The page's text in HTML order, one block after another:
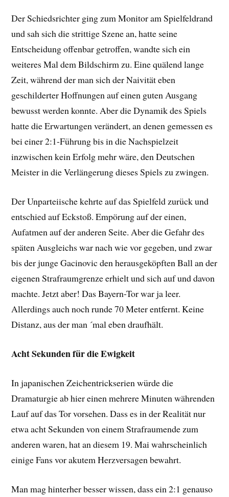
Der Schiedsrichter ging zum Monitor am Spielfeldrand
und sah sich die strittige Szene an, hatte seine
Entscheidung offenbar getroffen, wandte sich ein
weiteres Mal dem Bildschirm zu. Eine quälend lange
Zeit, während der man sich der Naivität eben
geschilderter Hoffnungen auf einen guten Ausgang
bewusst werden konnte. Aber die Dynamik des Spiels
hatte die Erwartungen verändert, an denen gemessen es
bei einer 2:1-Führung bis in die Nachspielzeit
inzwischen kein Erfolg mehr wäre, den Deutschen
Meister in die Verlängerung dieses Spiels zu zwingen.
Der Unparteiische kehrte auf das Spielfeld zurück und
entschied auf Eckstoß. Empörung auf der einen,
Aufatmen auf der anderen Seite. Aber die Gefahr des
späten Ausgleichs war nach wie vor gegeben, und zwar
bis der junge Gacinovic den herausgeköpften Ball an der
eigenen Strafraumgrenze erhielt und sich auf und davon
machte. Jetzt aber! Das Bayern-Tor war ja leer.
Allerdings auch noch runde 70 Meter entfernt. Keine
Distanz, aus der man ´mal eben draufhält.
Acht Sekunden für die Ewigkeit
In japanischen Zeichentrickserien würde die
Dramaturgie ab hier einen mehrere Minuten währenden
Lauf auf das Tor vorsehen. Dass es in der Realität nur
etwa acht Sekunden von einem Strafraumende zum
anderen waren, hat an diesem 19. Mai wahrscheinlich
einige Fans vor akutem Herzversagen bewahrt.
Man mag hinterher besser wissen, dass ein 2:1 genauso